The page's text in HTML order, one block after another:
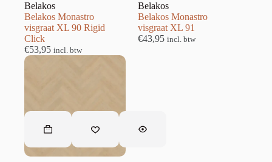
Belakos
Belakos Monastro
visgraat XL 90 Rigid
Click
€53,95 incl. btw
Belakos
Belakos Monastro
visgraat XL 91
€43,95 incl. btw